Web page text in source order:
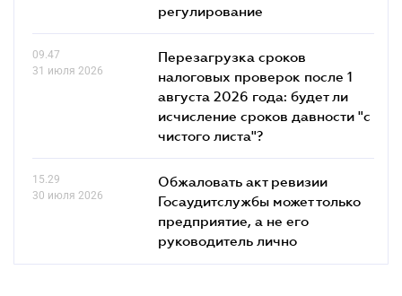
регулирование
09.47
31 июля 2026
Перезагрузка сроков
налоговых проверок после 1
августа 2026 года: будет ли
исчисление сроков давности "с
чистого листа"?
15.29
30 июля 2026
Обжаловать акт ревизии
Госаудитслужбы может только
предприятие, а не его
руководитель лично